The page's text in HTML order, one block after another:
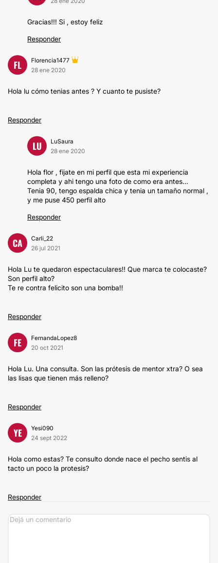
Gracias!!! Si , estoy feliz
Responder
FL
Florencia1477
28 ene 2020
Hola lu cómo tenias antes ? Y cuanto te pusiste?
Responder
LU
LuSaura
28 ene 2020
Hola flor , fijate en mi perfil que esta mi experiencia
completa y ahi tengo una foto de como era antes...
Tenia 90, tengo espalda chica y tenia un tamaño normal ,
y me puse 450 perfil alto
Responder
CA
Carli_22
26 jul 2021
Hola Lu te quedaron espectaculares!! Que marca te colocaste?
Son perfil alto?
Te re contra felicito son una bomba!!
Responder
FE
FernandaLopez8
20 oct 2021
Hola Lu. Una consulta. Son las prótesis de mentor xtra? O sea
las lisas que tienen más relleno?
Responder
YE
Yesi090
24 sept 2022
Hola como estas? Te consulto donde nace el pecho sentis al
tacto un poco la protesis?
Responder